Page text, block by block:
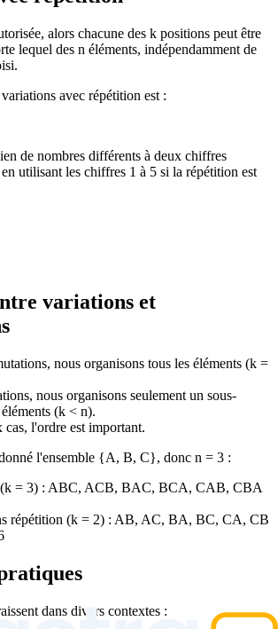
alors chacune des k positions peut être
lequel des n éléments, indépendamment de
avec répétition est :
de nombres différents à deux chiffres
utilisant les chiffres 1 à 5 si la répétition est
variations et
nous organisons tous les éléments (k =
nous organisons seulement un sous-
(k < n).
cas, l'ordre est important.
l'ensemble {A, B, C}, donc n = 3 :
(k = 3) : ABC, ACB, BAC, BCA, CAB, CBA
répétition (k = 2) : AB, AC, BA, BC, CA, CB
dans divers contextes :